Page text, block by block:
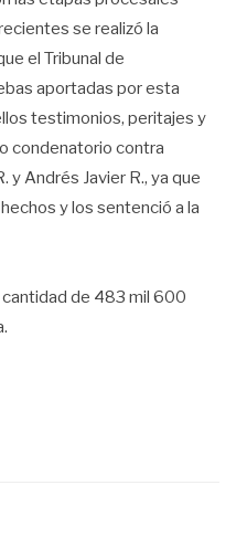
se realizó la
el Tribunal de
aportadas por esta
testimonios, peritajes y
condenatorio contra
y Andrés Javier R., ya que
y los sentenció a la
de 483 mil 600